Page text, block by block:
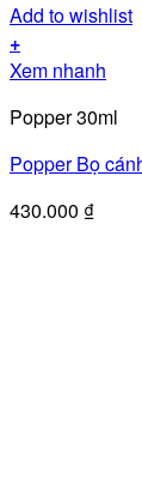
Add to wishlist
+
Xem nhanh
Popper 30ml
Popper Bọ
430.000 ₫